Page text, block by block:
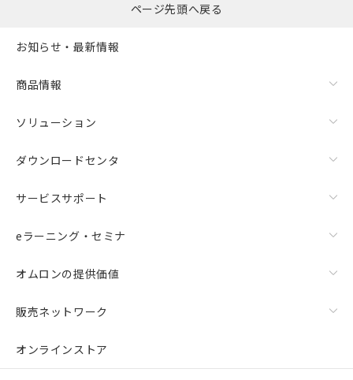
ページ先頭へ戻る
お知らせ・最新情報
商品情報
ソリューション
ダウンロードセンタ
サービスサポート
eラーニング・セミナ
オムロンの提供価値
販売ネットワーク
オンラインストア